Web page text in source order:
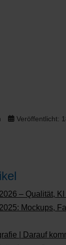
Veröffentlicht:
– Qualität,
Mockups,
| Darauf